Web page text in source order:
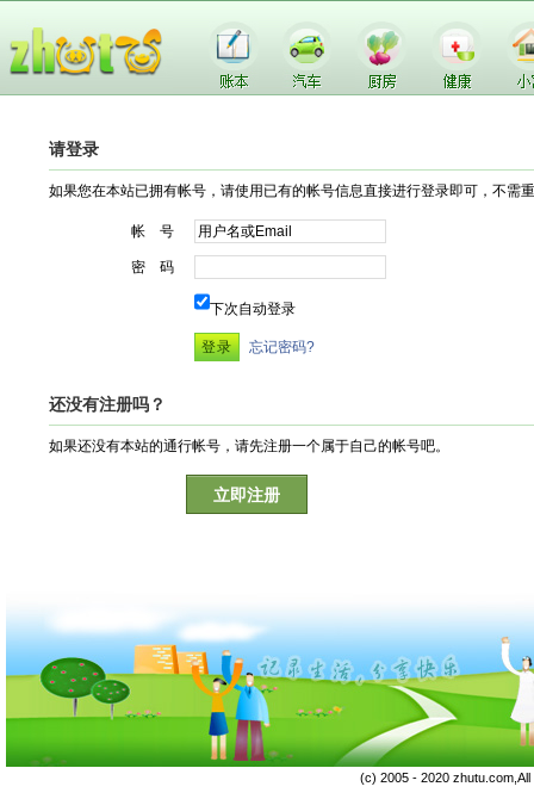
请登录
如果您在本站已拥有帐号，请使用已有的帐号信息直接进行登录即可，不需
帐 号
密 码
下次自动登录
忘记密码?
还没有注册吗？
如果还没有本站的通行帐号，请先注册一个属于自己的帐号吧。
立即注册
(c) 2005 - 2020